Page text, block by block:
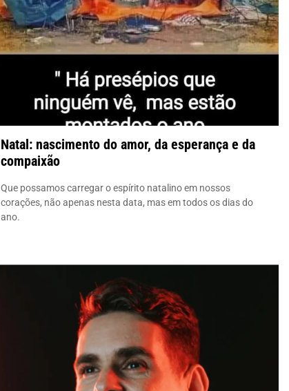
Natal: nascimento do amor, da esperança e da
compaixão
Que possamos carregar o espírito natalino em nossos
corações, não apenas nesta data, mas em todos os dias do
ano.